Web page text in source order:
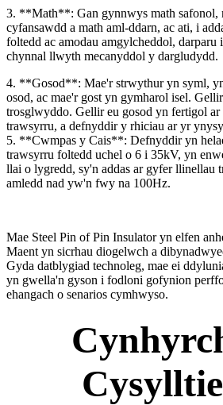
3. **Math**: Gan gynnwys math safonol,
cyfansawdd a math aml-ddarn, ac ati, i
foltedd ac amodau amgylcheddol,
chynnal llwyth mecanyddol y dargludydd.
4. **Gosod**: Mae'r strwythur yn syml,
osod, ac mae'r gost yn gymharol isel.
trosglwyddo. Gellir eu gosod yn fertigol
trawsyrru, a defnyddir y rhiciau ar yr
5. **Cwmpas y Cais**: Defnyddir yn
trawsyrru foltedd uchel o 6 i 35kV, yn
llai o lygredd, sy'n addas ar gyfer llinellau
amledd nad yw'n fwy na 100Hz.
Mae Steel Pin of Pin Insulator yn elfen
Maent yn sicrhau diogelwch a
Gyda datblygiad technoleg, mae ei
yn gwella'n gyson i fodloni gofynion
ehangach o senarios cymhwyso.